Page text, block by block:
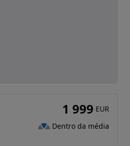
1 999 EUR
Dentro da média